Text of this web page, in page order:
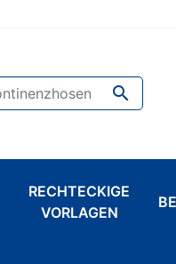

RECHTECKIGE
VORLAGEN